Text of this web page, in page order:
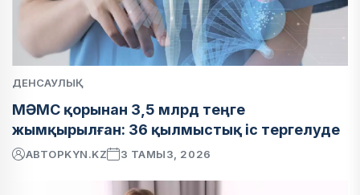
ДЕНСАУЛЫҚ
МӘМС қорынан 3,5 млрд теңге
жымқырылған: 36 қылмыстық іс тергелуде
АВТОРKYN.KZ 3 ТАМЫЗ, 2026